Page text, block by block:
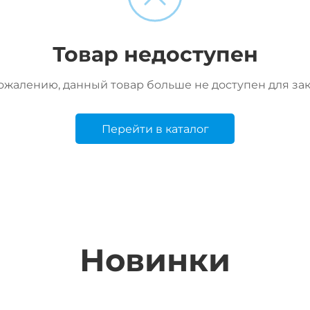
Товар недоступен
данный товар больше не доступен для
Перейти в каталог
Новинки